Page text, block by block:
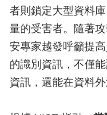
者則鎖定大型資料
量的受害者。隨著
安專家越發呼籲提
的識別資訊，不僅
資訊，還能在資料